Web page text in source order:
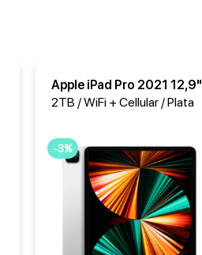
Apple iPad Pro 2021 12,9"
2TB / WiFi + Cellular / Plata
-3%